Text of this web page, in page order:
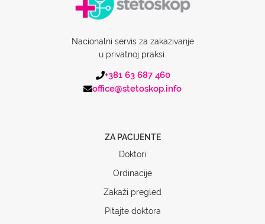
Nacionalni servis za zakazivanje
u privatnoj praksi.
+381 63 687 460
office@stetoskop.info
ZA PACIJENTE
Doktori
Ordinacije
Zakaži pregled
Pitajte doktora